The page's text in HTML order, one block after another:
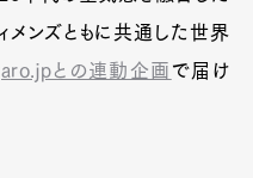
メンズともに共通した世界
との連動企画 で届け